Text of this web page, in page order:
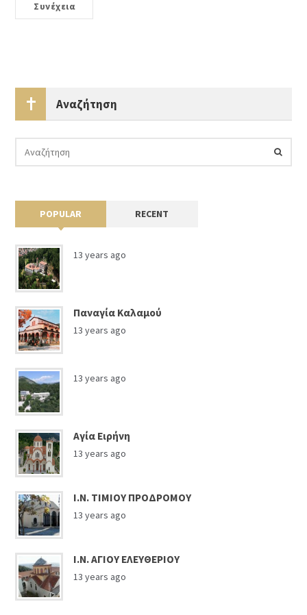
Συνέχεια
Αναζήτηση
POPULAR RECENT
13 years ago
Παναγία Καλαμού
13 years ago
13 years ago
Αγία Ειρήνη
13 years ago
Ι.Ν. ΤΙΜΙΟΥ ΠΡΟΔΡΟΜΟΥ
13 years ago
Ι.Ν. ΑΓΙΟΥ ΕΛΕΥΘΕΡΙΟΥ
13 years ago